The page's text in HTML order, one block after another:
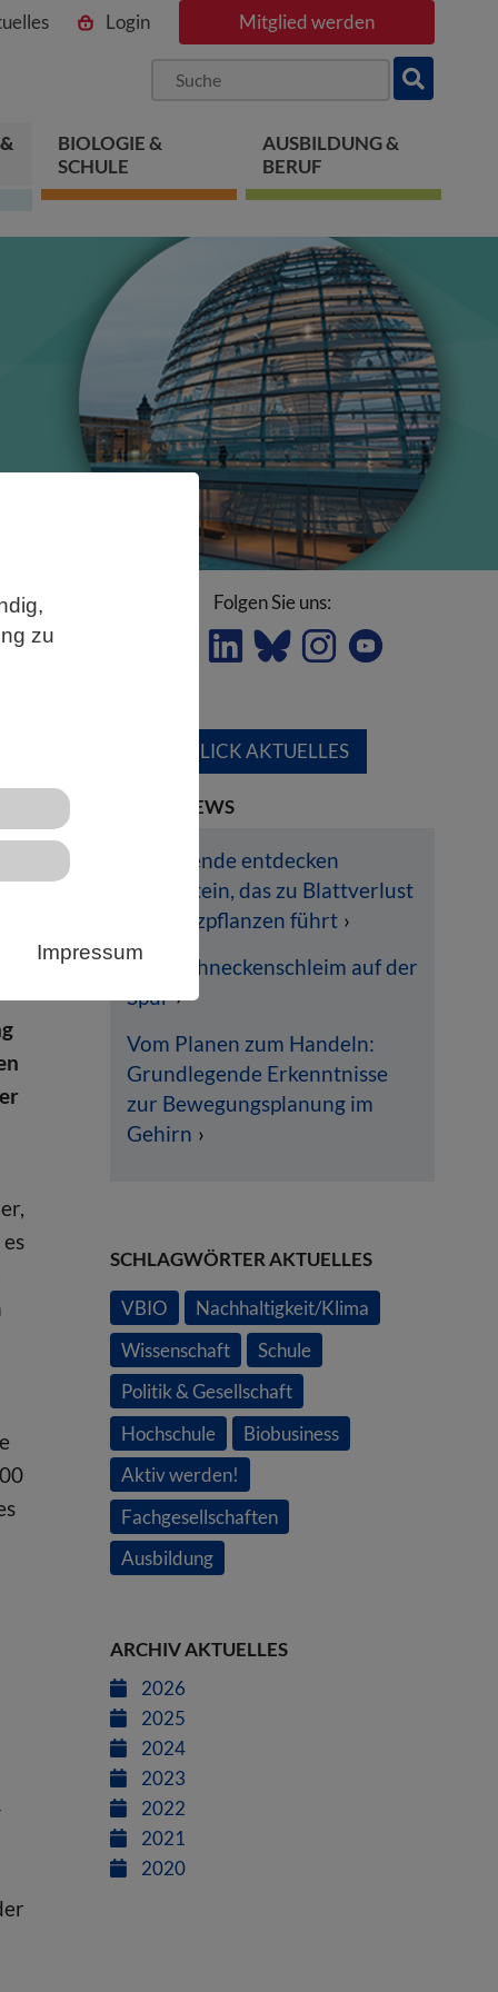
zu
Impressum
Login Mitglied werden
BIOLOGIE &
SCHULE
AUSBILDUNG &
BERUF
Folgen Sie uns:
ÜBERBLICK AKTUELLES
LETZTE NEWS
Forschende entdecken
Pilzprotein, das zu Blattverlust
bei Nutzpflanzen führt
Dem Schneckenschleim auf der
Spur
Vom Planen zum Handeln:
Grundlegende Erkenntnisse
zur Bewegungsplanung im
Gehirn
SCHLAGWÖRTER AKTUELLES
VBIO
Nachhaltigkeit/Klima
Wissenschaft
Schule
Politik & Gesellschaft
Hochschule
Biobusiness
Aktiv werden!
Fachgesellschaften
Ausbildung
ARCHIV AKTUELLES
2026
2025
2024
2023
2022
2021
2020